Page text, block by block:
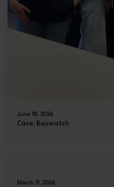
June 18, 2026
Case: Bauwatch
March 11, 2026